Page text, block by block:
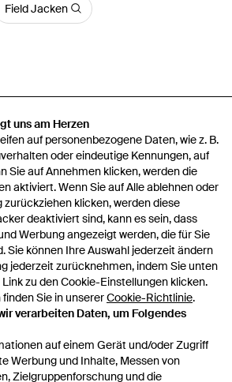
uns am Herzen
auf personenbezogene Daten, wie z. B.
oder eindeutige Kennungen, auf
Sie auf Annehmen klicken, werden die
aktiviert. Wenn Sie auf Alle ablehnen oder
klicken, werden diese
deaktiviert sind, kann es sein, dass
Werbung angezeigt werden, die für Sie
Sie können Ihre Auswahl jederzeit ändern
jederzeit zurücknehmen, indem Sie unten
zu den Cookie-Einstellungen klicken.
Sie in unsererCookie-Richtlinie.
verarbeiten Daten, um Folgendes
auf einem Gerät und/oder Zugriff
Werbung und Inhalte, Messen von
Zielgruppenforschung und die
Field Jacken
Barba Napoli Jacken Blazer